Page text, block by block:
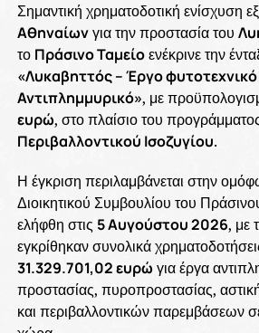
Σημαντική χρηματοδοτική ενίσχυση
Αθηναίωνγια την προστασία του
το Πράσινο Ταμείοενέκρινε την
«Λυκαβηττός – Έργο φυτοτεχνικό
Αντιπλημμυρικό», με
ευρώ, στο πλαίσιο του
Περιβαλλοντικού Ισοζυγίου.
Η έγκριση περιλαμβάνεται στην
Διοικητικού Συμβουλίου του
ελήφθη στις 5 Αυγούστου 2026, με
εγκρίθηκαν συνολικά
31.329.701,02 ευρώ για έργα
προστασίας, πυροπροστασίας,
και περιβαλλοντικών παρεμβάσεων